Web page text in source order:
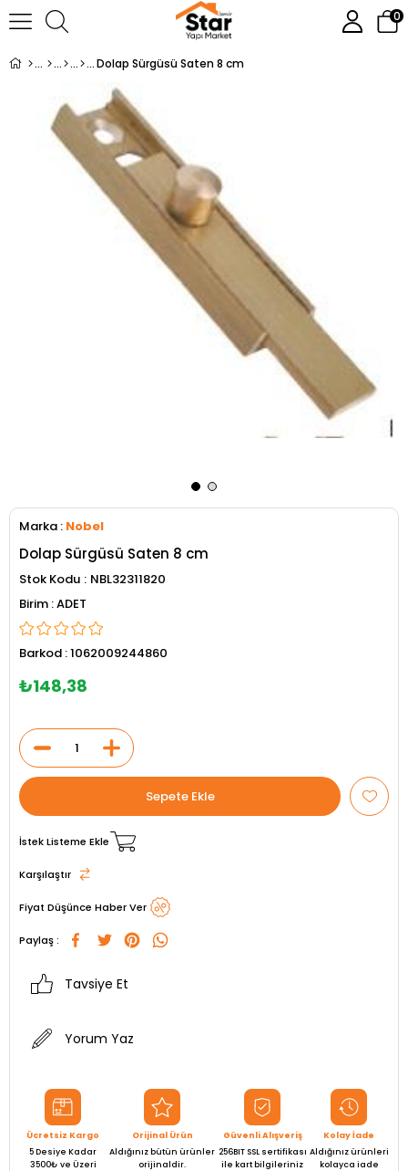
0
Dolap Sürgüsü Saten 8 cm
Marka : Nobel
Dolap Sürgüsü Saten 8 cm
Stok Kodu
NBL32311820
ADET
Barkod :1062009244860
₺148,38
İstek Listeme Ekle
Karşılaştır
Fiyat Düşünce Haber Ver
Paylaş :
Tavsiye Et
Yorum Yaz
Ücretsiz Kargo
5 Desiye Kadar
3500₺ ve Üzeri
Orijinal Ürün
Aldığınız bütün ürünler
orijinaldir.
Güvenli Alışveriş
256BIT SSL sertifikası
ile kart bilgileriniz
Kolay İade
Aldığınız ürünleri
kolayca iade